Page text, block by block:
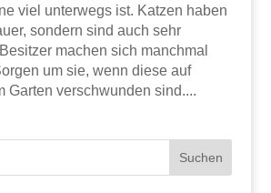
viel unterwegs ist. Katzen haben
sondern sind auch sehr
machen sich manchmal
um sie, wenn diese auf
Garten verschwunden sind....